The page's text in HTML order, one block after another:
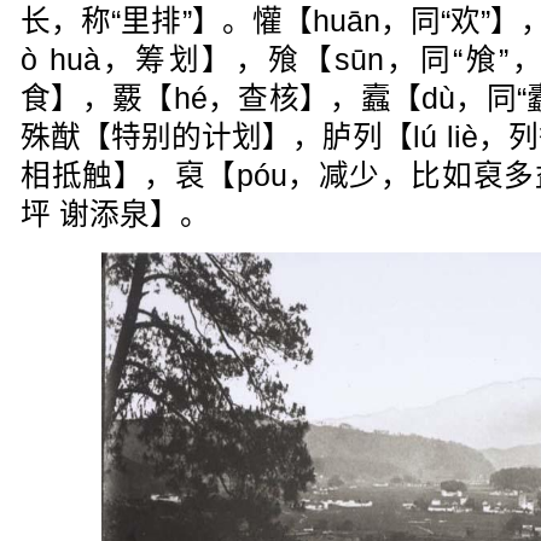
长，称“里排”】。懽【huān，同“欢”
ò huà，筹划】，飱【sūn，同“飧”
食】，覈【hé，查核】，蠧【dù，同“
殊猷【特别的计划】，胪列【lú liè，
相抵触】，裒【póu，减少，比如裒
坪 谢添泉】。